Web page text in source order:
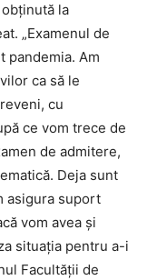
la
„Examenul de
pandemia. Am
ca să le
cu
ce vom trece de
de admitere,
Deja sunt
asigura suport
vom avea şi
situaţia pentru a-i
Facultăţii de